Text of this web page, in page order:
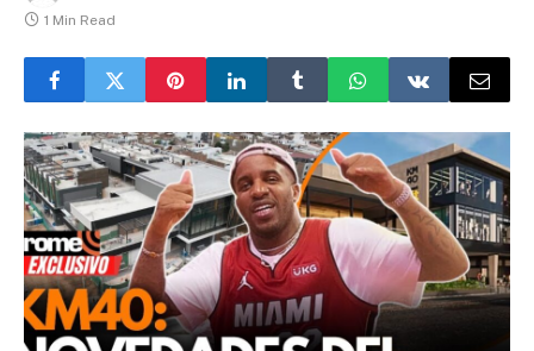
1 Min Read